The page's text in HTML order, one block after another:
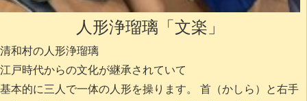
人形浄瑠璃「文楽」
清和村の人形浄瑠璃
江戸時代からの文化が継承されていて
基本的に三人で一体の人形を操ります。 首（かしら）と右手